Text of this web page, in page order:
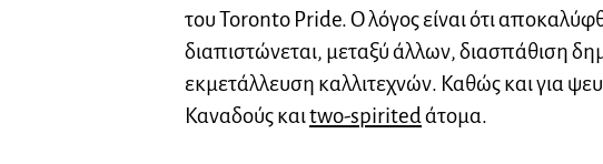
του Toronto Pride. Ο λόγος είναι ότι
διαπιστώνεται, μεταξύ άλλων, διασπάθιση
εκμετάλλευση καλλιτεχνών. Καθώς και για
Καναδούς καιtwo-spiritedάτομα.